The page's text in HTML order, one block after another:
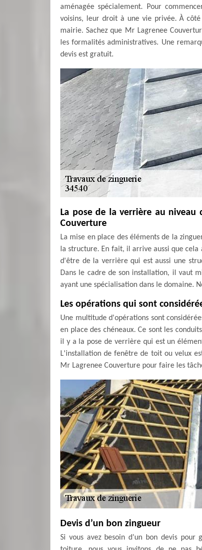
aménagée spécialement. Pour
voisins, leur droit à une vie privée. À
mairie. Sachez que Mr Lagrenee
les formalités administratives. Une
devis est gratuit.
La pose de la verrière au
Couverture
La mise en place des éléments de la
la structure. En fait, il arrive aussi que
d'être de la verrière qui est aussi une
Dans le cadre de son installation, il vaut
ayant une spécialisation dans le domaine.
Les opérations qui sont
Une multitude d'opérations sont
en place des chéneaux. Ce sont les
il y a la pose de verrière qui est un
L'installation de fenêtre de toit ou velux
Mr Lagrenee Couverture pour faire les
Devis d’un bon zingueur
Si vous avez besoin d’un bon devis